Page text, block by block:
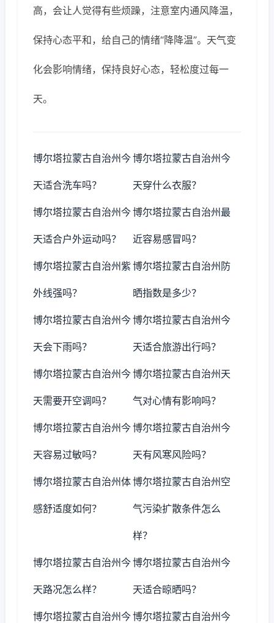
高，会让人觉得有些烦躁，注意室内通风降温，
保持心态平和，给自己的情绪“降降温”。天气变
化会影响情绪，保持良好心态，轻松度过每一
天。
博尔塔拉蒙古自治州今
天适合洗车吗？
博尔塔拉蒙古自治州今
天穿什么衣服？
博尔塔拉蒙古自治州今
天适合户外运动吗？
博尔塔拉蒙古自治州最
近容易感冒吗？
博尔塔拉蒙古自治州紫
外线强吗？
博尔塔拉蒙古自治州防
晒指数是多少？
博尔塔拉蒙古自治州今
天会下雨吗？
博尔塔拉蒙古自治州今
天适合旅游出行吗？
博尔塔拉蒙古自治州今
天需要开空调吗？
博尔塔拉蒙古自治州天
气对心情有影响吗？
博尔塔拉蒙古自治州今
天容易过敏吗？
博尔塔拉蒙古自治州今
天有风寒风险吗？
博尔塔拉蒙古自治州体
感舒适度如何？
博尔塔拉蒙古自治州空
气污染扩散条件怎么
样？
博尔塔拉蒙古自治州今
天路况怎么样？
博尔塔拉蒙古自治州今
天适合晾晒吗？
博尔塔拉蒙古自治州今博尔塔拉蒙古自治州今